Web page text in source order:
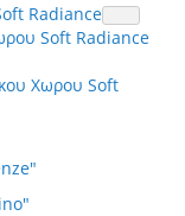
Radiance
Soft Radiance
Χωρου Soft